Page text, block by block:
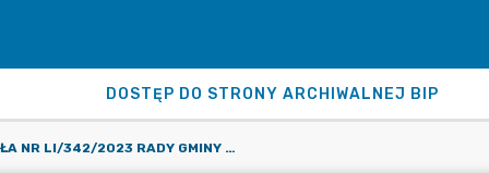
DOSTĘP DO STRONY ARCHIWALNEJ BIP
UCHWAŁA NR LI/342/2023 RADY GMINY MALANÓW Z DNIA 14 CZERWCA 2023 ROKU W SPRAWIE UCHWALENIA ZMIANY STUDIUM UWARUNKOWAŃ I KIERUNKÓW ZAGOSPODAROWANIA PRZESTRZENNEGO GMINY MALANÓW